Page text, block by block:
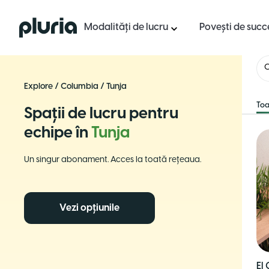
Logo Pluria Modalități de lucru Povești de
Explore / Columbia / Tunja
Spații de lucru pentru
echipe în Tunja
Un singur abonament. Acces la toată rețeaua.
Vezi opțiunile
El